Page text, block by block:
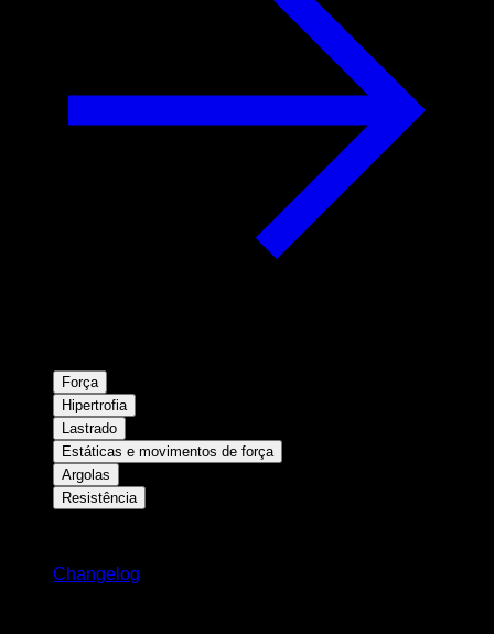
Força
Hipertrofia
Lastrado
Estáticas e movimentos de força
Argolas
Resistência
Changelog